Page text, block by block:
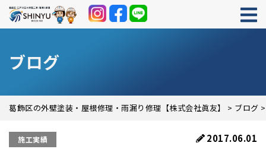
ブログ
葛飾区の外壁塗装・屋根修理・雨漏り修理【株式会社眞友】 > ブログ
施工実績 2017.06.01